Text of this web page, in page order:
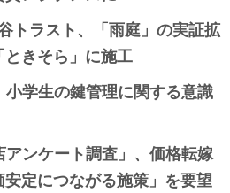
トラスト、「雨庭」の実証拡
きそら」に施工
学生の鍵管理に関する意識
ンケート調査」、価格転嫁
定につながる施策」を要望